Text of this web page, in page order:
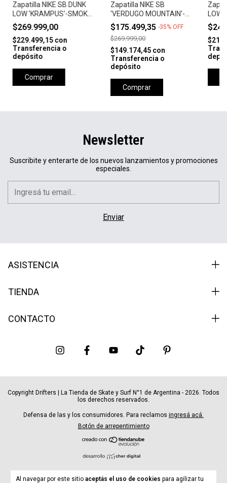
Al navegar por este sitio aceptás el uso de cookies para agilizar tu
Zapatilla NIKE SB DUNK
LOW 'KRAMPUS'-SMOKE
GREY/CAMPFIRE
ORANGE
$269.999,00
$229.499,15con
Transferencia o
depósito
Comprar
Zapatilla NIKE SB
'VERDUGO MOUNTAIN'-
PISTACHIO FROST
$175.499,35 -35% OFF
$269.999,00
$149.174,45 con
Transferencia o
depósito
Comprar
LOW
Newsletter
Suscribite y enterarte de los nuevos lanzamientos y promociones
especiales.
ASISTENCIA
TIENDA
CONTACTO
Copyright Drifters | La Tienda de Skate y Surf N°1 de Argentina - 2026. Todos
los derechos reservados.
Defensa de las y los consumidores. Para reclamos ingresá acá.
Botón de arrepentimiento